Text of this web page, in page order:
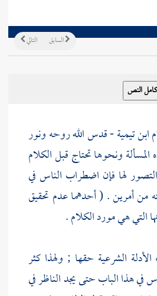
التالي السابق
ابن تيمية- قدس الله روحه ونور
ونحوها تحتاج قبل الكلام
لها فإن اضطراب الناس في
من أمرين . ( أحدهما عدم تحقيق
التي هي مورد الكلام .
الشرعية حقها ; ولهذا كثر
في هذا الباب حتى يجد الناظر في